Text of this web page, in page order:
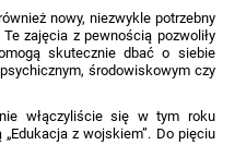
nowy, niezwykle potrzebny
zajęcia z pewnością pozwoliły
skutecznie dbać o siebie
środowiskowym czy
włączyliście się w tym roku
z wojskiem”. Do pięciu